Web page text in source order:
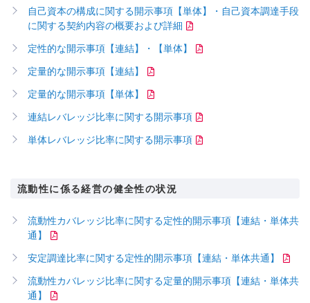
自己資本の構成に関する開示事項【単体】・自己資本調達手段
に関する契約内容の概要および詳細
定性的な開示事項【連結】・【単体】
定量的な開示事項【連結】
定量的な開示事項【単体】
連結レバレッジ比率に関する開示事項
単体レバレッジ比率に関する開示事項
流動性に係る経営の健全性の状況
流動性カバレッジ比率に関する定性的開示事項【連結・単体共
通】
安定調達比率に関する定性的開示事項【連結・単体共通】
流動性カバレッジ比率に関する定量的開示事項【連結・単体共
通】